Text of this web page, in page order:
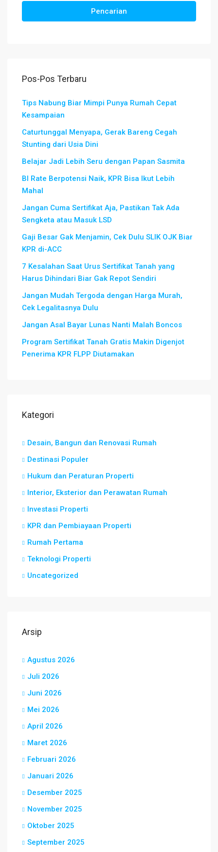
Pencarian
Pos-Pos Terbaru
Tips Nabung Biar Mimpi Punya Rumah Cepat
Kesampaian
Caturtunggal Menyapa, Gerak Bareng Cegah
Stunting dari Usia Dini
Belajar Jadi Lebih Seru dengan Papan Sasmita
BI Rate Berpotensi Naik, KPR Bisa Ikut Lebih
Mahal
Jangan Cuma Sertifikat Aja, Pastikan Tak Ada
Sengketa atau Masuk LSD
Gaji Besar Gak Menjamin, Cek Dulu SLIK OJK Biar
KPR di-ACC
7 Kesalahan Saat Urus Sertifikat Tanah yang
Harus Dihindari Biar Gak Repot Sendiri
Jangan Mudah Tergoda dengan Harga Murah,
Cek Legalitasnya Dulu
Jangan Asal Bayar Lunas Nanti Malah Boncos
Program Sertifikat Tanah Gratis Makin Digenjot
Penerima KPR FLPP Diutamakan
Kategori
Desain, Bangun dan Renovasi Rumah
Destinasi Populer
Hukum dan Peraturan Properti
Interior, Eksterior dan Perawatan Rumah
Investasi Properti
KPR dan Pembiayaan Properti
Rumah Pertama
Teknologi Properti
Uncategorized
Arsip
Agustus 2026
Juli 2026
Juni 2026
Mei 2026
April 2026
Maret 2026
Februari 2026
Januari 2026
Desember 2025
November 2025
Oktober 2025
September 2025